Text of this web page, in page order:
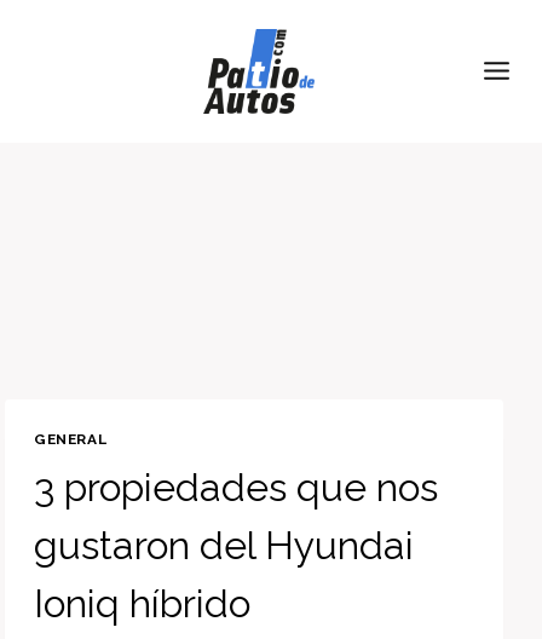
GENERAL
3 propiedades que nos
gustaron del Hyundai
Ioniq híbrido